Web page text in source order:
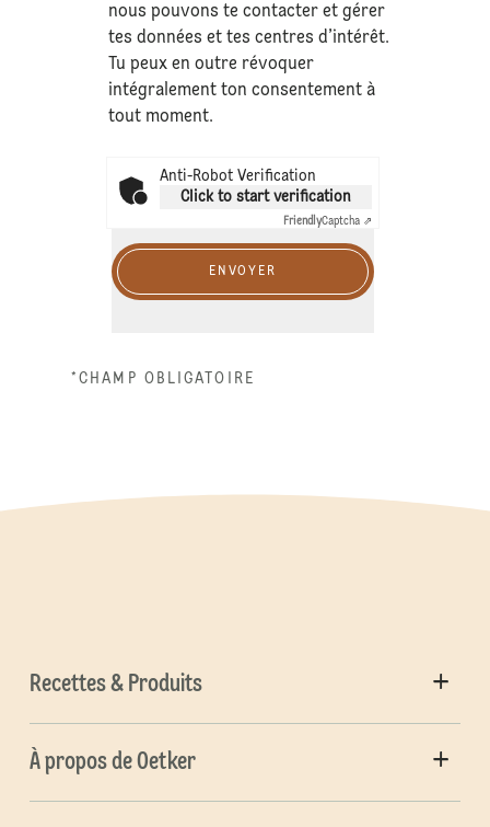
nous pouvons te contacter et gérer
tes données et tes centres d’intérêt.
Tu peux en outre révoquer
intégralement ton consentement à
tout moment.
Anti-Robot Verification
Click to start verification
FriendlyCaptcha ⇗
ENVOYER
*CHAMP OBLIGATOIRE
Recettes & Produits
À propos de Oetker